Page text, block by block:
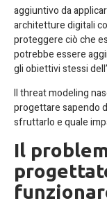
aggiuntivo da
architetture digitali
proteggere ciò che
potrebbe essere
gli obiettivi stessi
Il threat modeling
progettare sapendo
sfruttarlo e quale
Il